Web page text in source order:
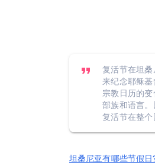
复活节在坦
来纪念耶稣
宗教日历的
部族和语言
复活节在整个
坦桑尼亚有哪些节假日